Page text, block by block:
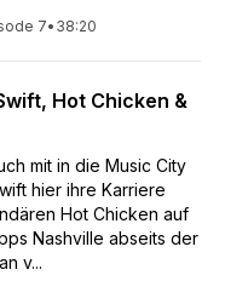
7• 38:20
Hot Chicken &
mit in die Music City
hier ihre Karriere
Hot Chicken auf
Nashville abseits der
v...